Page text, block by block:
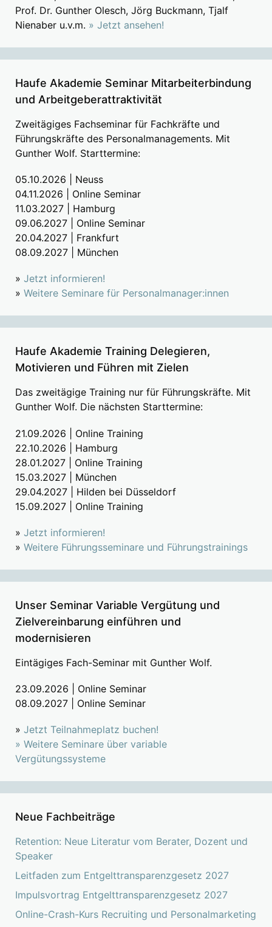
Prof. Dr. Gunther Olesch, Jörg Buckmann, Tjalf
Nienaber u.v.m. » Jetzt ansehen!
Haufe Akademie Seminar Mitarbeiterbindung
und Arbeitgeberattraktivität
Zweitägiges Fachseminar für Fachkräfte und
Führungskräfte des Personalmanagements. Mit
Gunther Wolf. Starttermine:
05.10.2026 | Neuss
04.11.2026 | Online Seminar
11.03.2027 | Hamburg
09.06.2027 | Online Seminar
20.04.2027 | Frankfurt
08.09.2027 | München
» Jetzt informieren!
» Weitere Seminare für Personalmanager:innen
Haufe Akademie Training Delegieren,
Motivieren und Führen mit Zielen
Das zweitägige Training nur für Führungskräfte. Mit
Gunther Wolf. Die nächsten Starttermine:
21.09.2026 | Online Training
22.10.2026 | Hamburg
28.01.2027 | Online Training
15.03.2027 | München
29.04.2027 | Hilden bei Düsseldorf
15.09.2027 | Online Training
» Jetzt informieren!
» Weitere Führungsseminare und Führungstrainings
Unser Seminar Variable Vergütung und
Zielvereinbarung einführen und
modernisieren
Eintägiges Fach-Seminar mit Gunther Wolf.
23.09.2026 | Online Seminar
08.09.2027 | Online Seminar
» Jetzt Teilnahmeplatz buchen!
» Weitere Seminare über variable
Vergütungssysteme
Neue Fachbeiträge
Retention: Neue Literatur vom Berater, Dozent und
Speaker
Leitfaden zum Entgelttransparenzgesetz 2027
Impulsvortrag Entgelttransparenzgesetz 2027
Online-Crash-Kurs Recruiting und Personalmarketing